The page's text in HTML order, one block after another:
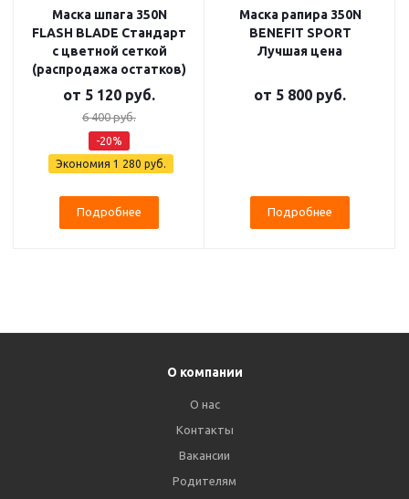
Маска шпага 350N
FLASH BLADE Стандарт
с цветной сеткой
(распродажа остатков)
от 5 120 руб.
6 400 руб.
-20%
Экономия 1 280 руб.
Подробнее
Маска рапира 350N
BENEFIT SPORT
Лучшая цена
от 5 800 руб.
Подробнее
О компании
О нас
Контакты
Вакансии
Родителям